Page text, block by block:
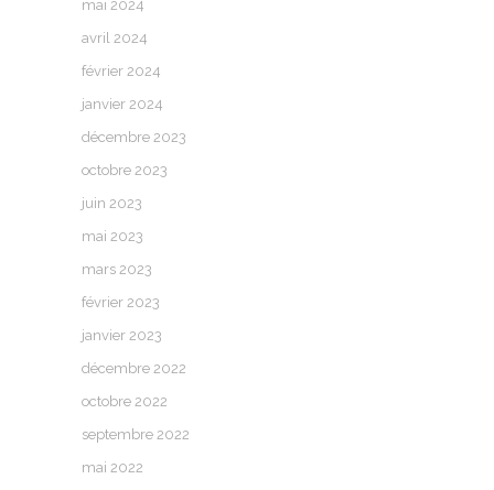
mai 2024
avril 2024
février 2024
janvier 2024
décembre 2023
octobre 2023
juin 2023
mai 2023
mars 2023
février 2023
janvier 2023
décembre 2022
octobre 2022
septembre 2022
mai 2022